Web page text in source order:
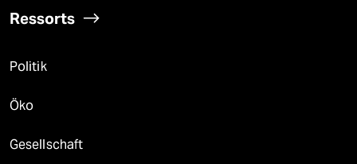
Ressorts
Politik
Öko
Gesellschaft